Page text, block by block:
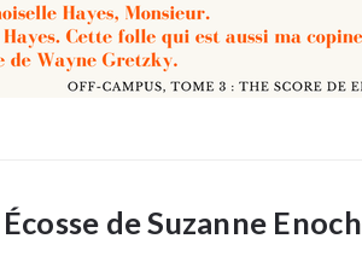
de Suzanne Enoch